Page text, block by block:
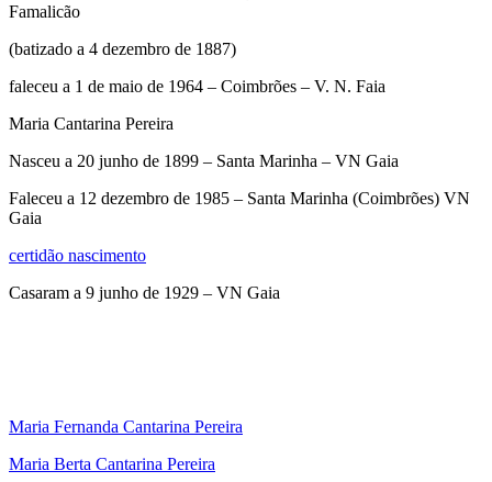
Famalicão
(batizado a 4 dezembro de 1887)
faleceu a 1 de maio de 1964 – Coimbrões – V. N. Faia
Maria Cantarina Pereira
Nasceu a 20 junho de 1899 – Santa Marinha – VN Gaia
Faleceu a 12 dezembro de 1985 – Santa Marinha (Coimbrões) VN
Gaia
certidão nascimento
Casaram a 9 junho de 1929 – VN Gaia
Maria Fernanda Cantarina Pereira
Maria Berta Cantarina Pereira